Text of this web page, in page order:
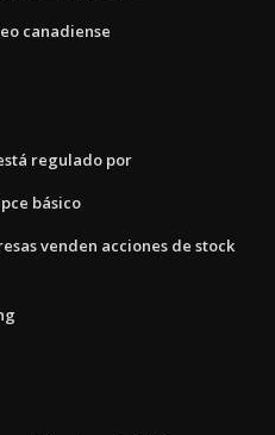
canadiense
regulado por
básico
venden acciones de stock